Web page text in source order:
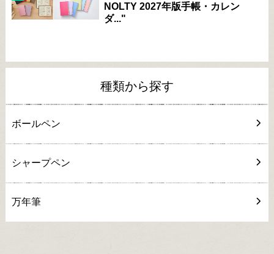
NOLTY 2027年版手帳・カレン
ダ..."
種類から探す
ボールペン
シャープペン
万年筆